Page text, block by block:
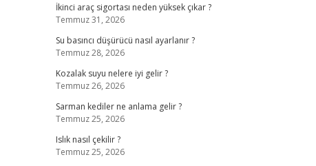
İkinci araç sigortası neden yüksek çıkar ?
Temmuz 31, 2026
Su basıncı düşürücü nasıl ayarlanır ?
Temmuz 28, 2026
Kozalak suyu nelere iyi gelir ?
Temmuz 26, 2026
Sarman kediler ne anlama gelir ?
Temmuz 25, 2026
Islık nasıl çekilir ?
Temmuz 25, 2026